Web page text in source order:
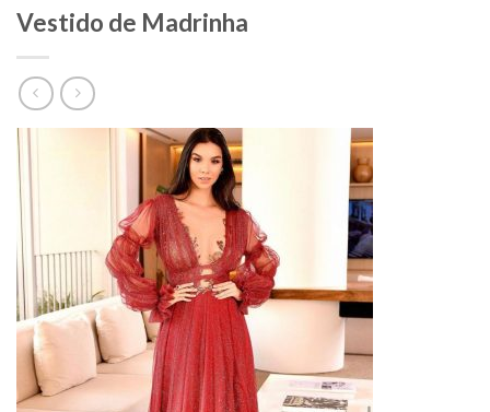
Vestido de Madrinha